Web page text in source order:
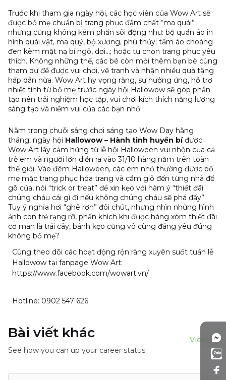
Trước khi tham gia ngày hội, các học viên của Wow Art sẽ
được bố mẹ chuẩn bị trang phục đậm chất “ma quái”
nhưng cũng không kém phần sôi động như: bộ quần áo in
hình quái vật, ma quỷ, bộ xương, phù thủy; tấm áo choàng
đen kèm mặt nạ bí ngô, dơi…; hoặc tự chọn trang phục yêu
thích. Không những thế, các bé còn mời thêm bạn bè cùng
tham dự để được vui chơi, vẽ tranh và nhận nhiều quà tặng
hấp dẫn nữa. Wow Art hy vọng rằng, sự hưởng ứng, hỗ trợ
nhiệt tình từ bố mẹ trước ngày hội Hallowow sẽ góp phần
tạo nên trải nghiệm học tập, vui chơi kích thích năng lượng
sáng tạo và niềm vui của các bạn nhỏ!
Nằm trong chuỗi sâng chơi sáng tạo Wow Day hằng
tháng, ngày hội Hallowow – Hành tinh huyền bíđược
Wow Art lấy cảm hứng từ lễ hội Halloween vui nhộn của cả
trẻ em và người lớn diễn ra vào 31/10 hàng năm trên toàn
thế giới. Vào đêm Halloween, các em nhỏ thường được bố
mẹ mặc trang phục hóa trang và cầm giỏ đến từng nhà để
gõ cửa, nói “trick or treat” để xin kẹo với hàm ý “thiết đãi
chúng cháu cái gì đi nếu không chúng cháu sẽ phá đấy”.
Tuy ý nghĩa hơi “ghê rợn” đôi chút, nhưng nhìn những hình
ảnh con trẻ rạng rỡ, phấn khích khi được hàng xóm thiết đãi
cơ man là trái cây, bánh kẹo cũng vô cùng đáng yêu đúng
không bố mẹ?
Cùng theo dõi các hoạt động rộn ràng xuyên suốt tuần lễ
Hallowow tại fanpage Wow Art:
https://www.facebook.com/wowart.vn/
Hotline: 0902 547 626
Bài viết khác
See how you can up your career status
View all